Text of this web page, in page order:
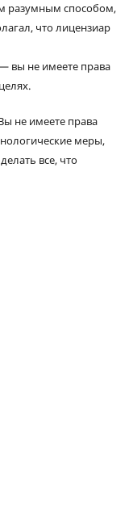
разумным способом,
что лицензиар
вы не имеете права
не имеете права
меры,
все, что